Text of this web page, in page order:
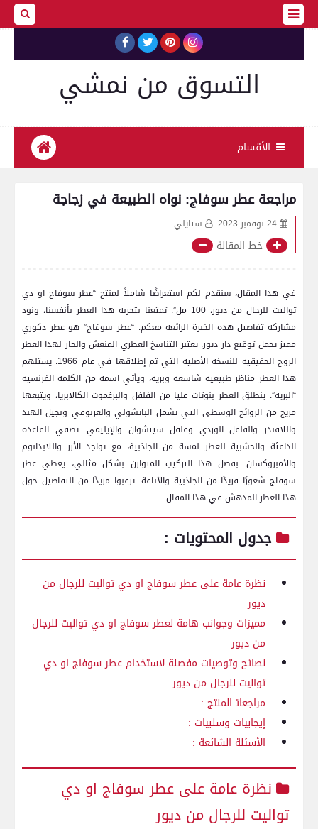
التسوق من نمشي
الأقسام
مراجعة عطر سوفاج: نواه الطبيعة في زجاجة
24 نوفمبر 2023 ستايلي
خط المقالة
⁣في هذا المقال، سنقدم لكم استعراضًا شاملاً لمنتج “عطر سوفاج او دي
تواليت للرجال من ديور، 100 مل”. تمتعنا بتجربة هذا العطر بأنفسنا،‌ ونود
مشاركة تفاصيل هذه⁣ الخبرة الرائعة معكم. “عطر سوفاج” هو عطر ذكوري​
مميز يحمل توقيع ⁤دار ديور. يعتبر التناسخ العطري المنعش والحار لهذا العطر
⁢الروح الحقيقية للنسخة الأصلية التي تم إطلاقها في⁣ عام ​1966.‌ يستلهم
هذا العطر مناظر طبيعية شاسعة وبرية، ويأتي اسمه من الكلمة الفرنسية
“البرية”. ينطلق العطر بنوتات عليا من الفلفل​ والبرغموت الكالابريا، ويتبعها‌
مزيج من الروائح الوسطى التي تشمل الباتشولي والغرنوقي ونجيل الهند
واللافندر والفلفل الوردي وفلفل سيتشوان والإيليمي. تضفي القاعدة
الدافئة والخشبية للعطر لمسة من الجاذبية، مع تواجد‍ الأرز‍ واللابدانوم
والأمبروكسان. بفضل هذا التركيب المتوازن بشكل مثالي، يعطي ⁢عطر‍
سوفاج شعورًا فريدًا من الجاذبية⁢ والأناقة.‍ ترقبوا مزيدًا من ‌التفاصيل حول
هذا العطر المدهش في هذا المقال.
جدول ‌المحتويات :
نظرة عامة على عطر سوفاج او دي تواليت للرجال من
‌ديور
مميزات وجوانب هامة لعطر سوفاج او‌ دي تواليت للرجال
من⁤ ديور
نصائح وتوصيات مفصلة لاستخدام⁢ عطر سوفاج او دي
تواليت للرجال من ديور
مراجعات‍ المنتج :
إيجابيات وسلبيات :
الأسئلة⁣ الشائعة‍ :
نظرة عامة على عطر سوفاج او دي
تواليت للرجال ​من ديور